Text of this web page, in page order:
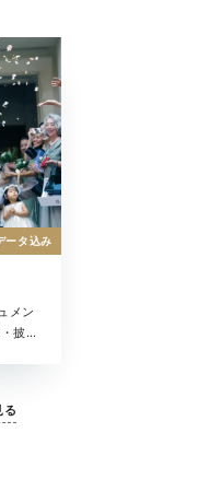
メン
披露
ータ込み
る